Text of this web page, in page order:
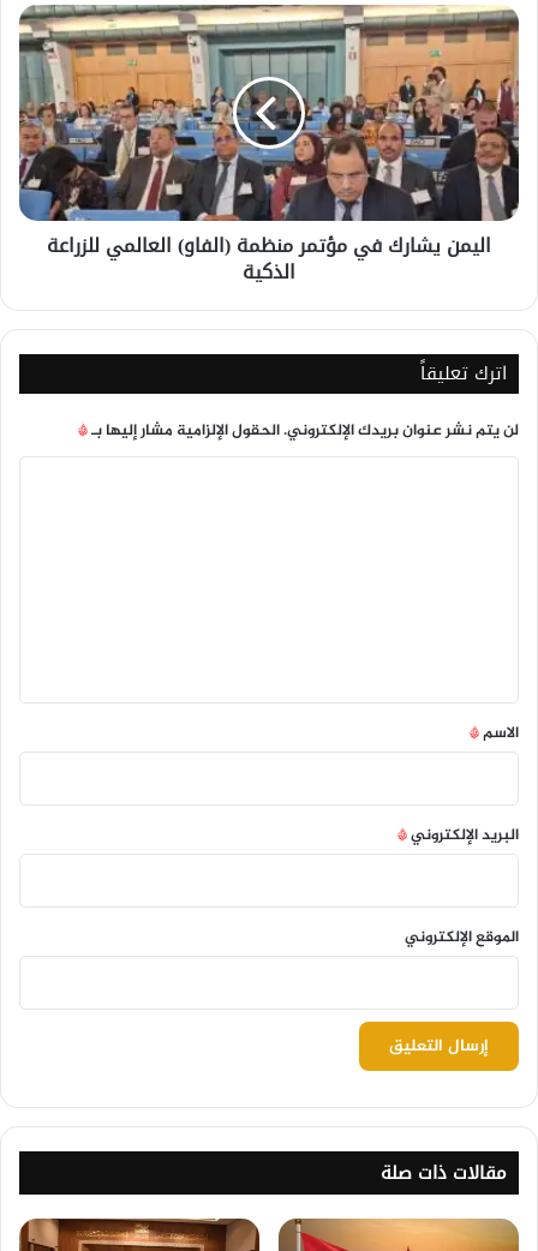
اليمن
يشارك
في
مؤتمر
منظمة
(الفاو)
العالمي
للزراعة
الذكية
اليمن يشارك في مؤتمر منظمة (الفاو) العالمي للزراعة
الذكية
اترك تعليقاً
لن يتم نشر عنوان بريدك الإلكتروني.الحقول الإلزامية مشار إليها بـ*
*
الاسم*
البريد الإلكتروني*
الموقع الإلكتروني
مقالات ذات صلة